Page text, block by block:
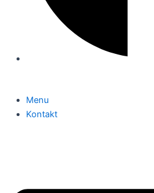
Menu
Kontakt